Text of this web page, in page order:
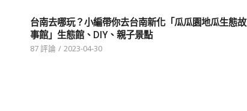
台南去哪玩？小編帶你去台南新化「瓜瓜園地瓜生態故
事館」生態館、DIY、親子景點
87 評論 / 2023-04-30